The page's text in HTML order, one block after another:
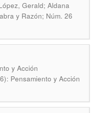
Gerald; Aldana
y Razón; Núm. 26
y Acción
Pensamiento y Acción